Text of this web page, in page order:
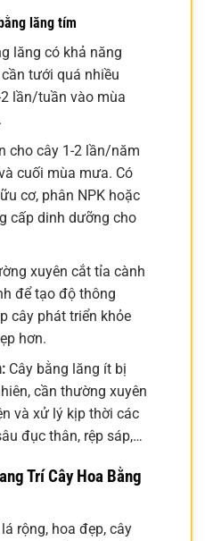
lăng tím
lăng có khả năng
tưới quá nhiều
lần/tuần vào mùa
cho cây 1-2 lần/năm
cuối mùa mưa. Có
cơ, phân NPK hoặc
cấp dinh dưỡng cho
xuyên cắt tỉa cành
để tạo độ thông
cây phát triển khỏe
hơn.
Cây bằng lăng ít bị
cần thường xuyên
và xử lý kịp thời các
đục thân, rệp sáp,…
Trí Cây Hoa Bằng
rộng, hoa đẹp, cây